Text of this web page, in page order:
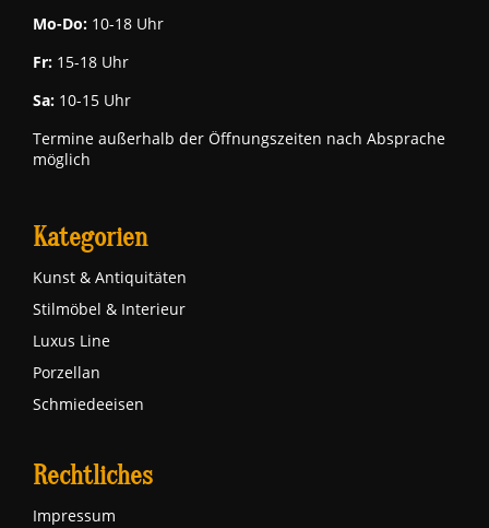
Mo-Do: 10-18 Uhr
Fr: 15-18 Uhr
Sa: 10-15 Uhr
Termine außerhalb der Öffnungszeiten nach Absprache
möglich
Kategorien
Kunst & Antiquitäten
Stilmöbel & Interieur
Luxus Line
Porzellan
Schmiedeeisen
Rechtliches
Impressum